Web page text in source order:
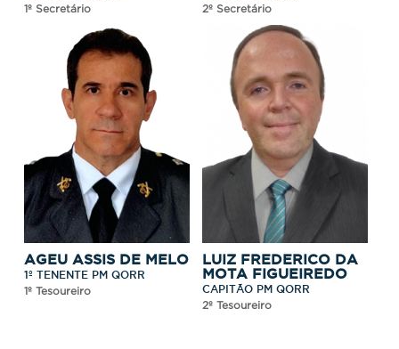
1º Secretário
2º Secretário
AGEU ASSIS DE MELO
1º TENENTE PM QORR
1º Tesoureiro
LUIZ FREDERICO DA
MOTA FIGUEIREDO
CAPITÃO PM QORR
2º Tesoureiro